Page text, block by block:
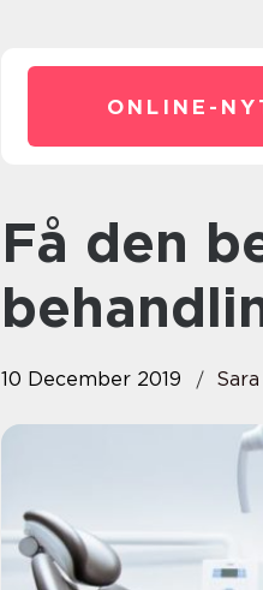
ONLINE-
Få den bedste tandlæge
10 December 2019